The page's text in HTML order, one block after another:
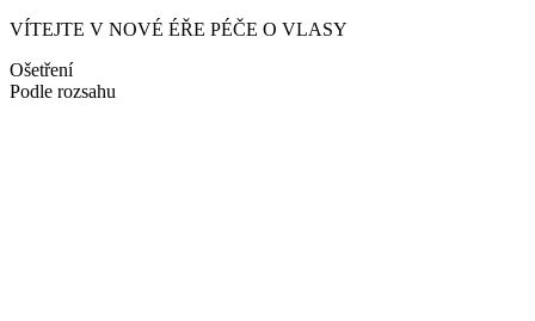
VÍTEJTE V NOVÉ ÉŘE PÉČE O VLASY
Ošetření
Podle rozsahu